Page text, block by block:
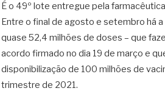
É o 49º lote entregue pela
Entre o final de agosto e setembro há
quase 52,4 milhões de doses – que
acordo firmado no dia 19 de março e
disponibilização de 100 milhões de
trimestre de 2021.